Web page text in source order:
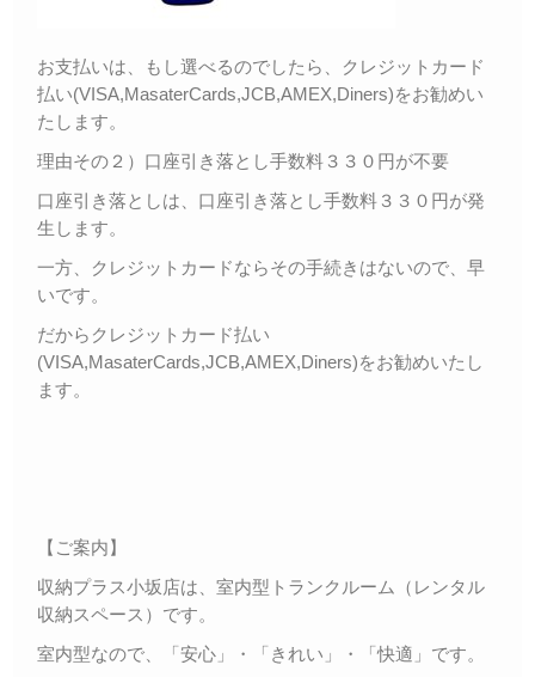
お支払いは、もし選べるのでしたら、クレジットカード
払い(VISA,MasaterCards,JCB,AMEX,Diners)をお勧めい
たします。
理由その２）口座引き落とし手数料３３０円が不要
口座引き落としは、口座引き落とし手数料３３０円が発
生します。
一方、クレジットカードならその手続きはないので、早
いです。
だからクレジットカード払い
(VISA,MasaterCards,JCB,AMEX,Diners)をお勧めいたし
ます。
【ご案内】
収納プラス小坂店は、室内型トランクルーム（レンタル
収納スペース）です。
室内型なので、「安心」・「きれい」・「快適」です。